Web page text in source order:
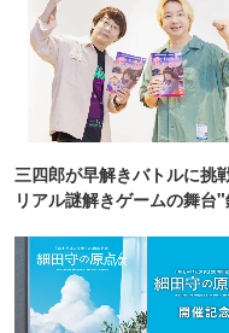
三四郎が早解きバトルに挑
リアル謎解きゲームの舞台"